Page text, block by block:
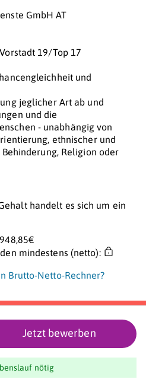
GmbH AT
19/Top 17
und
jeglicher Art ab und
und die
- unabhängig von
ethnischer und
Religion oder
handelt es sich um ein
mindestens (netto):
Brutto-Netto-Rechner?
Jetzt bewerben
nötig